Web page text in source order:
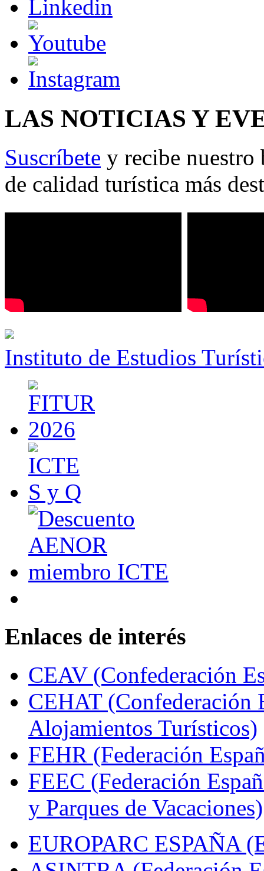
LAS NOTICIAS Y
Suscríbete y recibe nuestro
de calidad turística más
Instituto de Estudios
Enlaces de interés
CEAV (Confederación
CEHAT (Confederación
Alojamientos Turísticos)
FEHR (Federación
FEEC (Federación
y Parques de Vacaciones)
EUROPARC ESPAÑA